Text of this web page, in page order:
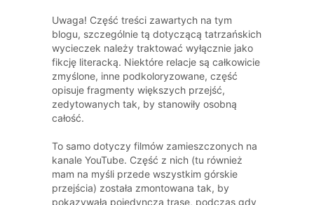
Uwaga! Część treści zawartych na tym
blogu, szczególnie tą dotyczącą tatrzańskich
wycieczek należy traktować wyłącznie jako
fikcję literacką. Niektóre relacje są całkowicie
zmyślone, inne podkoloryzowane, część
opisuje fragmenty większych przejść,
zedytowanych tak, by stanowiły osobną
całość.
To samo dotyczy filmów zamieszczonych na
kanale YouTube. Część z nich (tu również
mam na myśli przede wszystkim górskie
przejścia) została zmontowana tak, by
pokazywała pojedynczą trasę, podczas gdy